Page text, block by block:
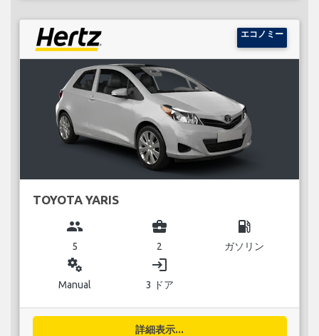
エコノミー
TOYOTA YARIS
group
5
business_center
2
local_gas_station
ガソリン
miscellaneous_services
Manual
login
3 ドア
詳細表示...